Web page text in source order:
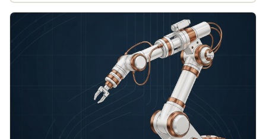
リスト、小さく検証する方法も紹介します。